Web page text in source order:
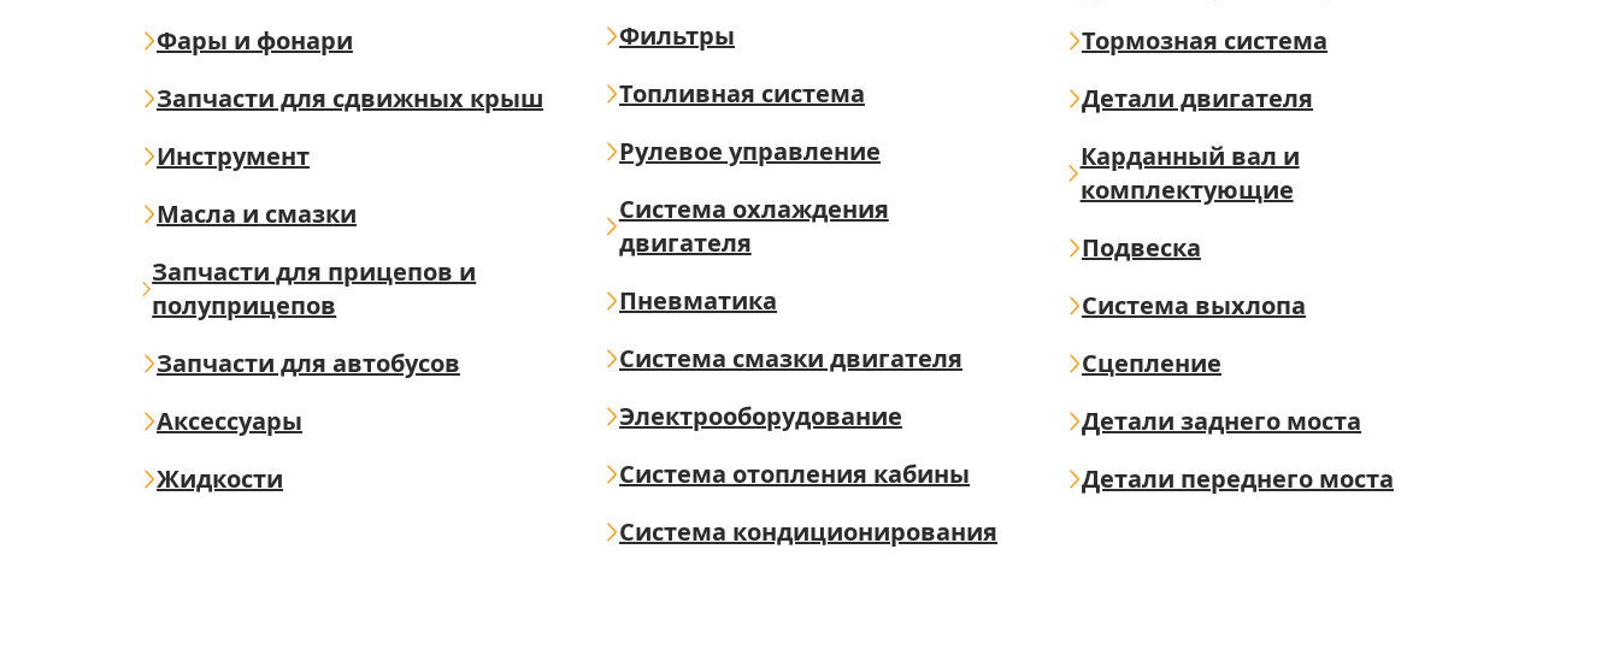
Фары и фонари
Запчасти для сдвижных крыш
Инструмент
Масла и смазки
Запчасти для прицепов и
полуприцепов
Запчасти для автобусов
Аксессуары
Жидкости
Фильтры
Топливная система
Рулевое управление
Система охлаждения
двигателя
Пневматика
Система смазки двигателя
Электрооборудование
Система отопления кабины
Система кондиционирования
Тормозная система
Детали двигателя
Карданный вал и
комплектующие
Подвеска
Система выхлопа
Сцепление
Детали заднего моста
Детали переднего моста